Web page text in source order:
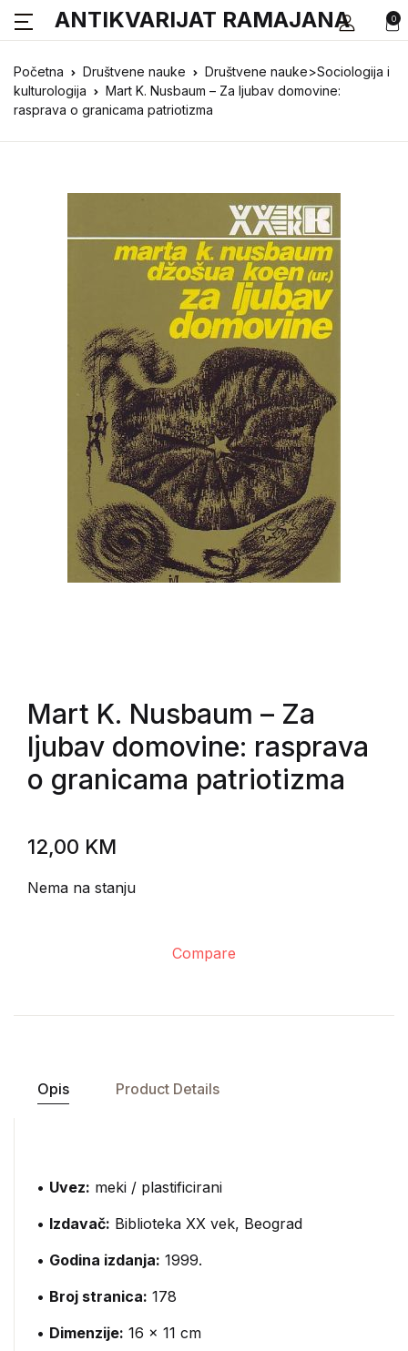
0
ANTIKVARIJAT RAMAJANA
Početna Društvene nauke
Društvene nauke>Sociologija i
kulturologija
Mart K. Nusbaum – Za ljubav domovine:
rasprava o granicama patriotizma
Mart K. Nusbaum – Za
ljubav domovine: rasprava
o granicama patriotizma
12,00 KM
Nema na stanju
Compare
Opis Product Details
• Uvez: meki / plastificirani
• Izdavač: Biblioteka XX vek, Beograd
• Godina izdanja: 1999.
• Broj stranica: 178
• Dimenzije: 16 x 11 cm